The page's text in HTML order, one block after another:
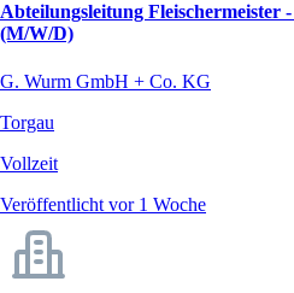
Abteilungsleitung Fleischermeister
(M/W/D)
G. Wurm GmbH + Co. KG
Torgau
Vollzeit
Veröffentlicht vor 1 Woche